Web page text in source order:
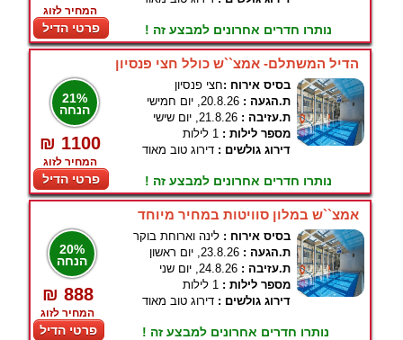
המחיר לזוג
פרטי הדיל נותרו חדרים אחרונים למבצע זה !
הדיל המשתלם- אמצ``ש כולל חצי פנסיון
21%
הנחה
₪ 1100
המחיר לזוג
פרטי הדיל
בסיס אירוח :חצי פנסיון
ת.הגעה : 20.8.26, יום חמישי
ת.עזיבה : 21.8.26, יום שישי
מספר לילות : 1 לילות
דירוג גולשים : דירוג טוב מאוד
נותרו חדרים אחרונים למבצע זה !
אמצ``ש במלון סוויטות במחיר מיוחד
20%
הנחה
₪ 888
המחיר לזוג
פרטי הדיל
בסיס אירוח : לינה וארוחת בוקר
ת.הגעה : 23.8.26, יום ראשון
ת.עזיבה : 24.8.26, יום שני
מספר לילות : 1 לילות
דירוג גולשים : דירוג טוב מאוד
נותרו חדרים אחרונים למבצע זה !